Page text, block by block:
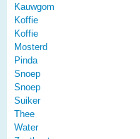
Kauwgom
Koffie
Koffie
Mosterd
Pinda
Snoep
Snoep
Suiker
Thee
Water